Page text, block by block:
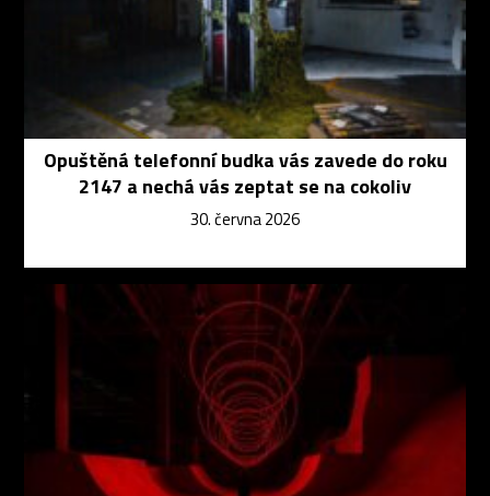
Opuštěná telefonní budka vás zavede do roku
2147 a nechá vás zeptat se na cokoliv
30. června 2026